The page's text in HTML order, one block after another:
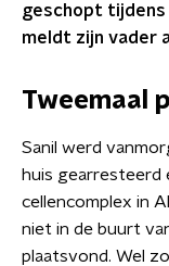
geschopt tijdens
meldt zijn vader
Tweemaal
Sanil werd
huis gearresteerd
cellencomplex in
niet in de buurt
plaatsvond. Wel